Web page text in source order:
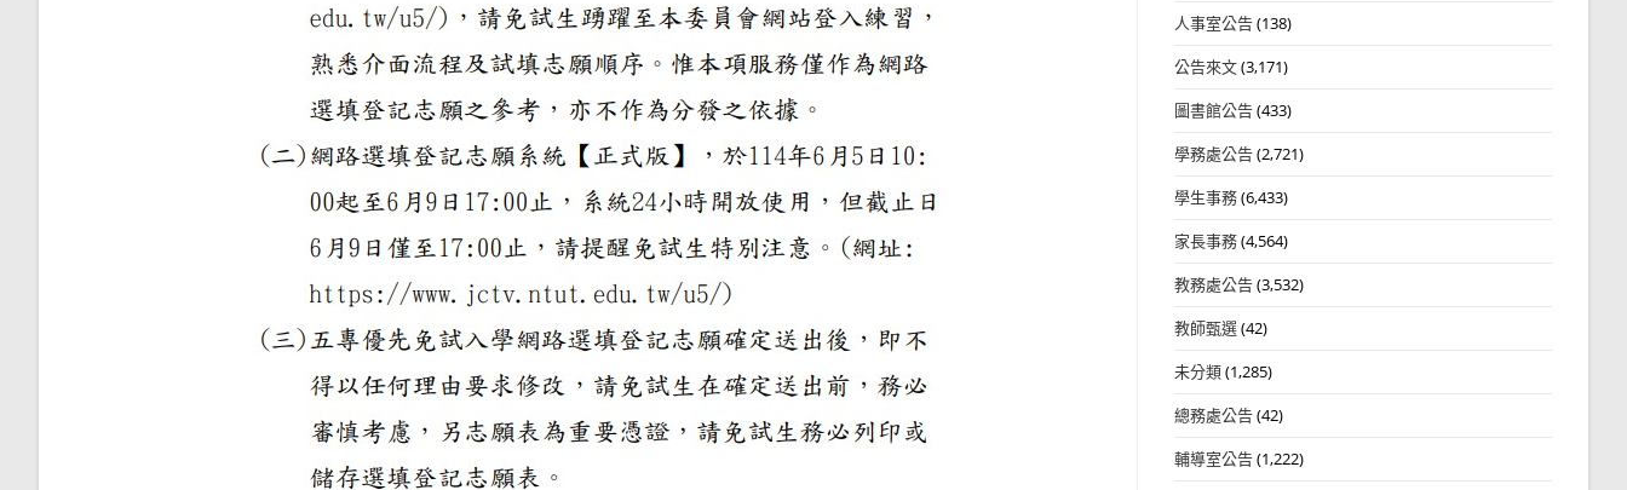
人事室公告(138)
公告來文(3,171)
圖書館公告(433)
學務處公告(2,721)
學生事務(6,433)
家長事務(4,564)
教務處公告(3,532)
教師甄選(42)
未分類(1,285)
總務處公告(42)
輔導室公告(1,222)